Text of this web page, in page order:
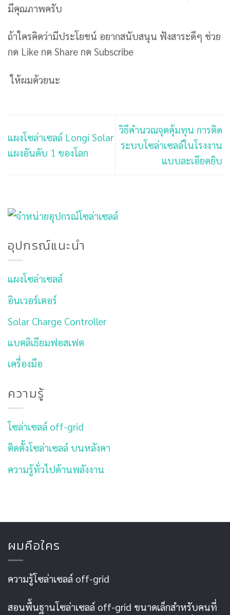
มีคุณภาพครับ
ถ้าใครคิดว่ามีประโยชน์ อยากสนับสนุน ฟังสาระดีๆ ช่วย
กด Like กด Share กด Subscribe
ให้ผมด้วยนะ
แผงโซล่าเซลล์ Longi Solar
แผงอันดับ 1 ของโลก
วิธีคำนวณจุดคุ้มทุน การติด
ระบบโซล่าเซลล์ในโรงงาน
แบบละเอียดยิบ
อุปกรณ์แนะนำ
แผงโซล่าเซลล์
อินเวอร์เตอร์
Solar Charge Controller
แบตลิเธียมฟอสเฟต
เครื่องมือ
ความรู้
โซล่าเซลล์ off-grid
ติดตั้งโซล่าเซลล์ บนหลังคา
ความรู้ทั่วไปด้านพลังงาน
ผมคือใคร
ความรู้โซล่าเซลล์ off-grid
สอนพื้นฐานโซล่าเซลล์ off-grid ขนาดเล็กสำหรับคนที่